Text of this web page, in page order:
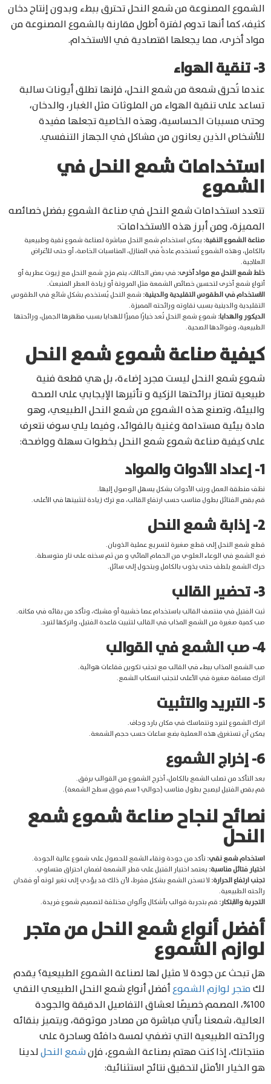
الشموع المصنوعة من شمع النحل تحترق ببطء وبدون إنتاج دخان
كثيف، كما أنها تدوم لفترة أطول مقارنة بالشموع المصنوعة من
مواد أخرى، مما يجعلها اقتصادية في الاستخدام.
3- تنقية الهواء
عندما تُحرق شمعة من شمع النحل، فإنها تطلق أيونات سالبة
تساعد على تنقية الهواء من الملوثات مثل الغبار، والدخان،
وحتى مسببات الحساسية، وهذه الخاصية تجعلها مفيدة
للأشخاص الذين يعانون من مشاكل في الجهاز التنفسي.
استخدامات شمع النحل في
الشموع
تتعدد استخدامات شمع النحل في صناعة الشموع بفضل خصائصه
المميزة، ومن أبرز هذه الاستخدامات:
صناعة الشموع النقية: يمكن استخدام شمع النحل مباشرة لصناعة شموع نقية وطبيعية
بالكامل، وهذه الشموع تُستخدم عادةً في المنازل، المناسبات الخاصة، أو حتى للأغراض
العلاجية.
خلط شمع النحل مع مواد أخرى: في بعض الحالات، يتم مزج شمع النحل مع زيوت عطرية أو
أنواع شمع أخرى لتحسين خصائص الشمعة مثل المرونة أو زيادة العطر المنبعث.
الاستخدام في الطقوس التقليدية والدينية: شمع النحل يُستخدم بشكل شائع في الطقوس
التقليدية والدينية بسبب نقاوته ورائحته المميزة.
الديكور والهدايا: شموع شمع النحل تُعد خيارًا مميزًا للهدايا بسبب مظهرها الجميل، ورائحتها
الطبيعية، وفوائدها الصحية.
كيفية صناعة شموع شمع النحل
شموع شمع النحل ليست مجرد إضاءة، بل هي قطعة فنية
طبيعية تمتاز برائحتها الزكية و تأثيرها الإيجابي على الصحة
والبيئة، وتصنع هذه الشموع من شمع النحل الطبيعي، وهو
مادة بيئية مستدامة وغنية بالفوائد، وفيما يلي سوف نتعرف
على كيفية صناعة شموع شمع النحل بخطوات سهلة وواضحة:
1- إعداد الأدوات والمواد
نظف منطقة العمل ورتب الأدوات بشكل يسهل الوصول إليها.
قم بقص الفتائل بطول مناسب حسب ارتفاع القالب، مع ترك زيادة لتثبيتها في الأعلى.
2- إذابة شمع النحل
قطع شمع النحل إلى قطع صغيرة لتسريع عملية الذوبان.
ضع الشمع في الوعاء العلوي من الحمام المائي و من ثم سخنه على نار متوسطة.
حرك الشمع بلطف حتى يذوب بالكامل ويتحول إلى سائل.
3- تحضير القالب
ثبت الفتيل في منتصف القالب باستخدام عصا خشبية أو مشبك، وتأكد من بقائه في مكانه.
صب كمية صغيرة من الشمع المذاب في القالب لتثبيت قاعدة الفتيل، واتركها لتبرد.
4- صب الشمع في القوالب
صب الشمع المذاب ببطء في القالب مع تجنب تكوين فقاعات هوائية.
اترك مسافة صغيرة في الأعلى لتجنب انسكاب الشمع.
5- التبريد والتثبيت
اترك الشموع لتبرد وتتماسك في مكان بارد وجاف.
يمكن أن تستغرق هذه العملية بضع ساعات حسب حجم الشمعة.
6- إخراج الشموع
بعد التأكد من تصلب الشمع بالكامل، أخرج الشموع من القوالب برفق.
قم بقص الفتيل ليصبح بطول مناسب (حوالي 1 سم فوق سطح الشمعة).
نصائح لنجاح صناعة شموع شمع
النحل
استخدام شمع نقي:تأكد من جودة ونقاء الشمع للحصول على شموع عالية الجودة.
اختيار فتائل مناسبة: يعتمد اختيار الفتيل على قطر الشمعة لضمان احتراق متساوي.
تجنب ارتفاع الحرارة: لا تسخن الشمع بشكل مفرط، لأن ذلك قد يؤدي إلى تغير لونه أو فقدان
رائحته الطبيعية.
التجربة والابتكار: قم بتجربة قوالب بأشكال وألوان مختلفة لتصميم شموع فريدة.
أفضل أنواع شمع النحل من متجر
لوازم الشموع
هل تبحث عن جودة لا مثيل لها لصناعة الشموع الطبيعية؟ يقدم
لكمتجر لوازم الشموعأفضل أنواع شمع النحل الطبيعي النقي
100%، المصمم خصيصًا لعشاق التفاصيل الدقيقة والجودة
العالية، شمعنا يأتي مباشرة من مصادر موثوقة، ويتميز بنقائه
ورائحته الطبيعية التي تضفي لمسة دافئة وساحرة على
منتجاتك، إذا كنت مهتم بصناعة الشموع، فإنشمع النحللدينا
هو الخيار الأمثل لتحقيق نتائج استثنائية: